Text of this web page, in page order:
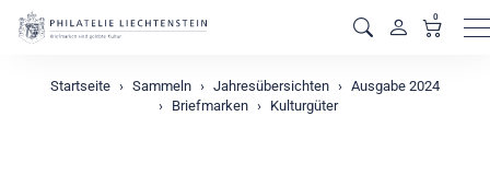
0
Startseite Sammeln Jahresübersichten
Ausgabe 2024
Briefmarken
Kulturgüter